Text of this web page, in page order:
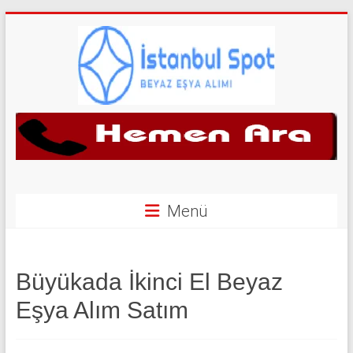
İkinci
El
Yerler
|
Menü
Büyükada İkinci El Beyaz
Eşya Alım Satım